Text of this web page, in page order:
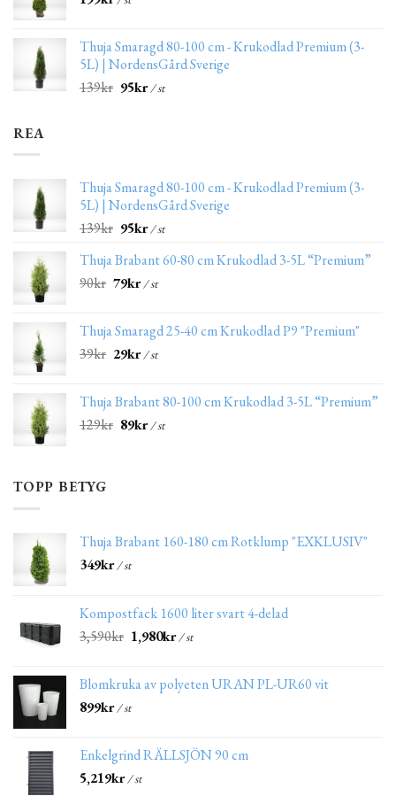
Thuja Smaragd 80-100 cm - Krukodlad Premium (3-
5L) | NordensGård Sverige
139kr 95kr/ st
REA
Thuja Smaragd 80-100 cm - Krukodlad Premium (3-
5L) | NordensGård Sverige
139kr 95kr/ st
Thuja Brabant 60-80 cm Krukodlad 3-5L “Premium”
90kr 79kr/ st
Thuja Smaragd 25-40 cm Krukodlad P9 "Premium"
39kr 29kr/ st
Thuja Brabant 80-100 cm Krukodlad 3-5L “Premium”
129kr 89kr/ st
TOPP BETYG
Thuja Brabant 160-180 cm Rotklump "EXKLUSIV"
349kr/ st
Kompostfack 1600 liter svart 4-delad
3,590kr 1,980kr/ st
Blomkruka av polyeten URAN PL-UR60 vit
899kr/ st
Enkelgrind RÄLLSJÖN 90 cm
5,219kr/ st